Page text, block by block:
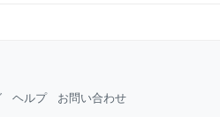
ヘルプ お問い合わせ